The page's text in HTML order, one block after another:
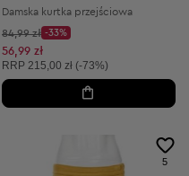
Damska kurtka przejściowa
Cena początkowa:
84,99 zł
Discount Price:
-33%
Obniżona cena:
56,99 zł
Cena sugerowana:
RRP 215,00 zł (-73%)
5